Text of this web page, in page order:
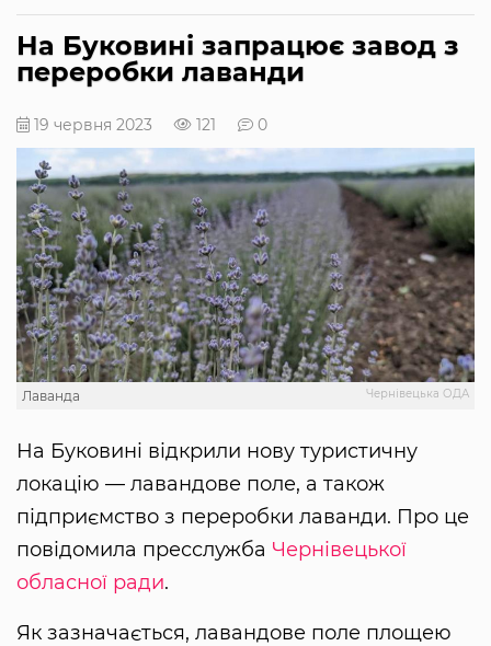
На Буковині запрацює завод з
переробки лаванди
19 червня 2023 121 0
Чернівецька ОДА
Лаванда
На Буковині відкрили нову туристичну
локацію — лавандове поле, а також
підприємство з переробки лаванди. Про це
повідомила пресслужба Чернівецької
обласної ради.
Як зазначається, лавандове поле площею